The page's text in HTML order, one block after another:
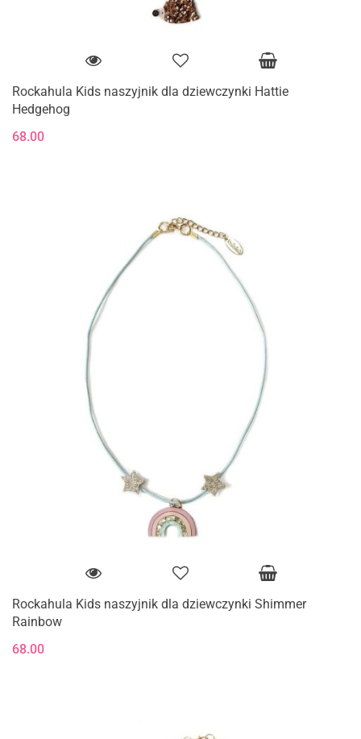
Rockahula Kids naszyjnik dla dziewczynki Hattie
Hedgehog
68.00
Rockahula Kids naszyjnik dla dziewczynki Shimmer
Rainbow
68.00